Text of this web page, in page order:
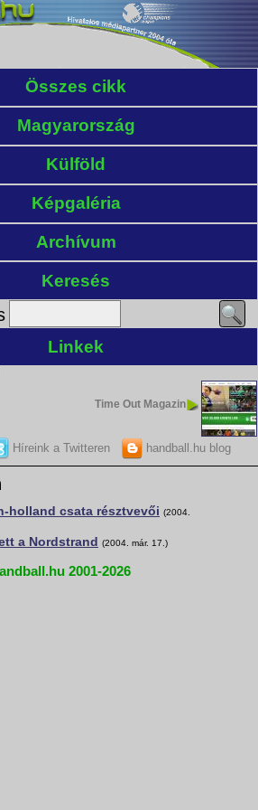
Összes cikk
Magyarország
Külföld
Képgaléria
Archívum
Keresés
Linkek
Time Out Magazin
Híreink a Twitteren handball.hu blog
holland csata résztvevői (2004.
a Nordstrand (2004. már. 17.)
2001-2026